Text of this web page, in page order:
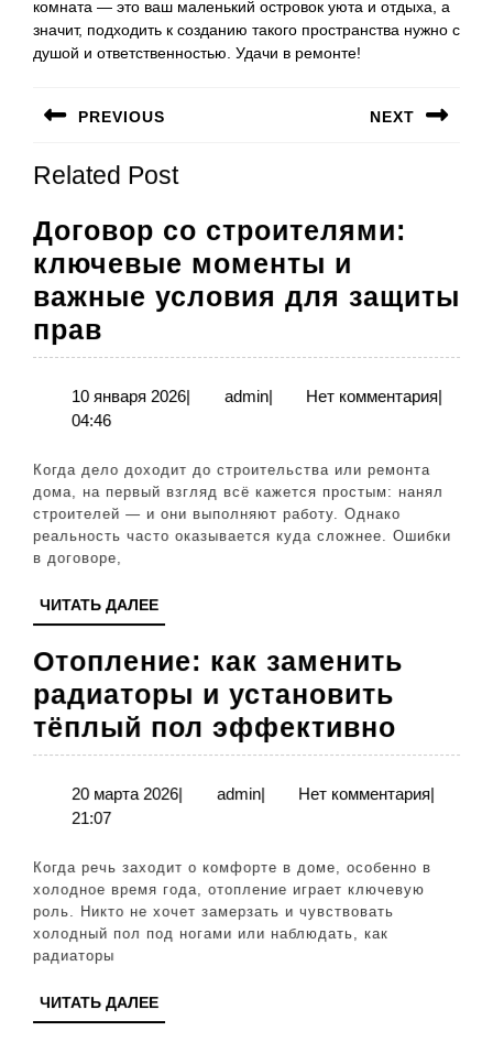
комната — это ваш маленький островок уюта и отдыха, а
значит, подходить к созданию такого пространства нужно с
душой и ответственностью. Удачи в ремонте!
по
записям
PREVIOUS
запись:
NEXT
Related Post
Договор со строителями:
ключевые моменты и
важные условия для защиты
прав
со
строителями:
ключевые
моменты
и
важные
условия
для
защиты
прав
10 января 202610
| adminadmin
| Нет комментария|
04:46
Когда дело доходит до строительства или ремонта
дома, на первый взгляд всё кажется простым: нанял
строителей — и они выполняют работу. Однако
реальность часто оказывается куда сложнее. Ошибки
в договоре,
ЧИТАТЬ ДАЛЕЕЧИТАТЬ
ДАЛЕЕ
Отопление: как заменить
радиаторы и установить
тёплый пол эффективно
как
и
20 марта 202620
| adminadmin
| Нет комментария|
21:07
Когда речь заходит о комфорте в доме, особенно в
холодное время года, отопление играет ключевую
роль. Никто не хочет замерзать и чувствовать
холодный пол под ногами или наблюдать, как
радиаторы
ЧИТАТЬ ДАЛЕЕЧИТАТЬ
ДАЛЕЕ